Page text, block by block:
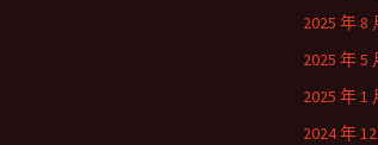
2025 年 8
2025 年 5
2025 年 1
2024 年